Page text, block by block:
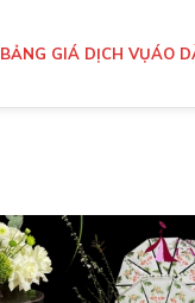
BẢNG GIÁ DỊCH VỤÁO